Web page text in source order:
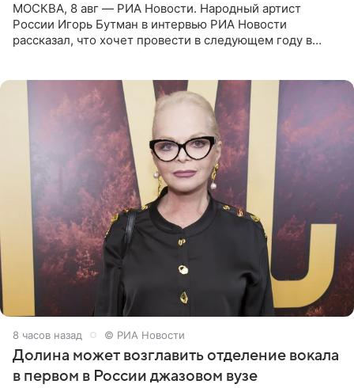
МОСКВА, 8 авг — РИА Новости. Народный артист
России Игорь Бутман в интервью РИА Новости
рассказал, что хочет провести в следующем году в
8 часов назад © РИА Новости
Долина может возглавить отделение вокала
в первом в России джазовом вузе